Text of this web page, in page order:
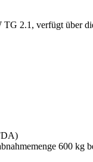
2.1, verfügt über
600 kg